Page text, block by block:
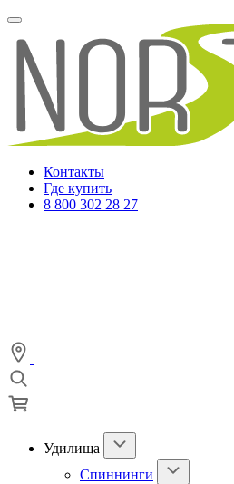
Контакты
Где купить
8 800 302 28 27
Удилища
Спиннинги